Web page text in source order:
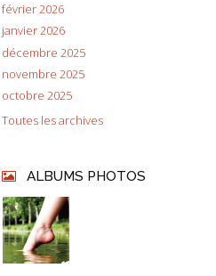
février 2026
janvier 2026
décembre 2025
novembre 2025
octobre 2025
Toutes les archives
ALBUMS PHOTOS